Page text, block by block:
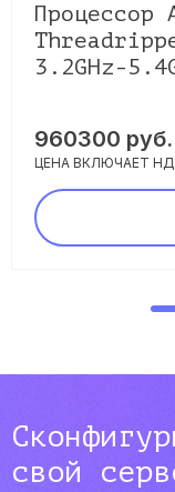
Процессор
3.2GHz-
960300 руб.
ЦЕНА ВКЛЮЧАЕТ
свой